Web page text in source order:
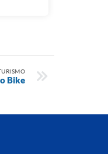
Bike